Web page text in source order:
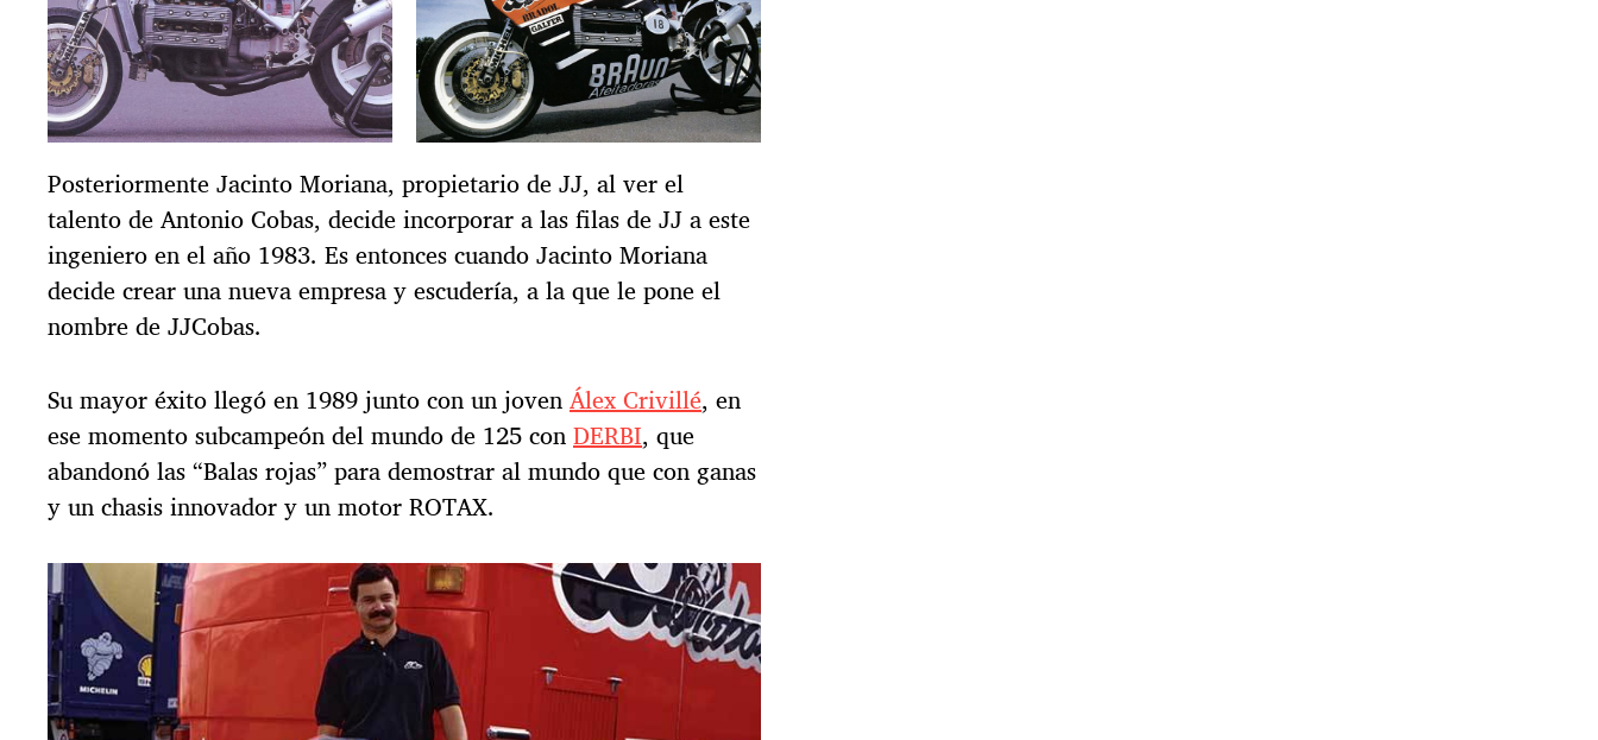
Posteriormente Jacinto Moriana, propietario de JJ, al ver el
talento de Antonio Cobas, decide incorporar a las filas de JJ a este
ingeniero en el año 1983. Es entonces cuando Jacinto Moriana
decide crear una nueva empresa y escudería, a la que le pone el
nombre de JJCobas.
Su mayor éxito llegó en 1989 junto con un jovenÁlex Crivillé, en
ese momento subcampeón del mundo de 125 conDERBI, que
abandonó las “Balas rojas” para demostrar al mundo que con ganas
y un chasis innovador y un motor ROTAX.